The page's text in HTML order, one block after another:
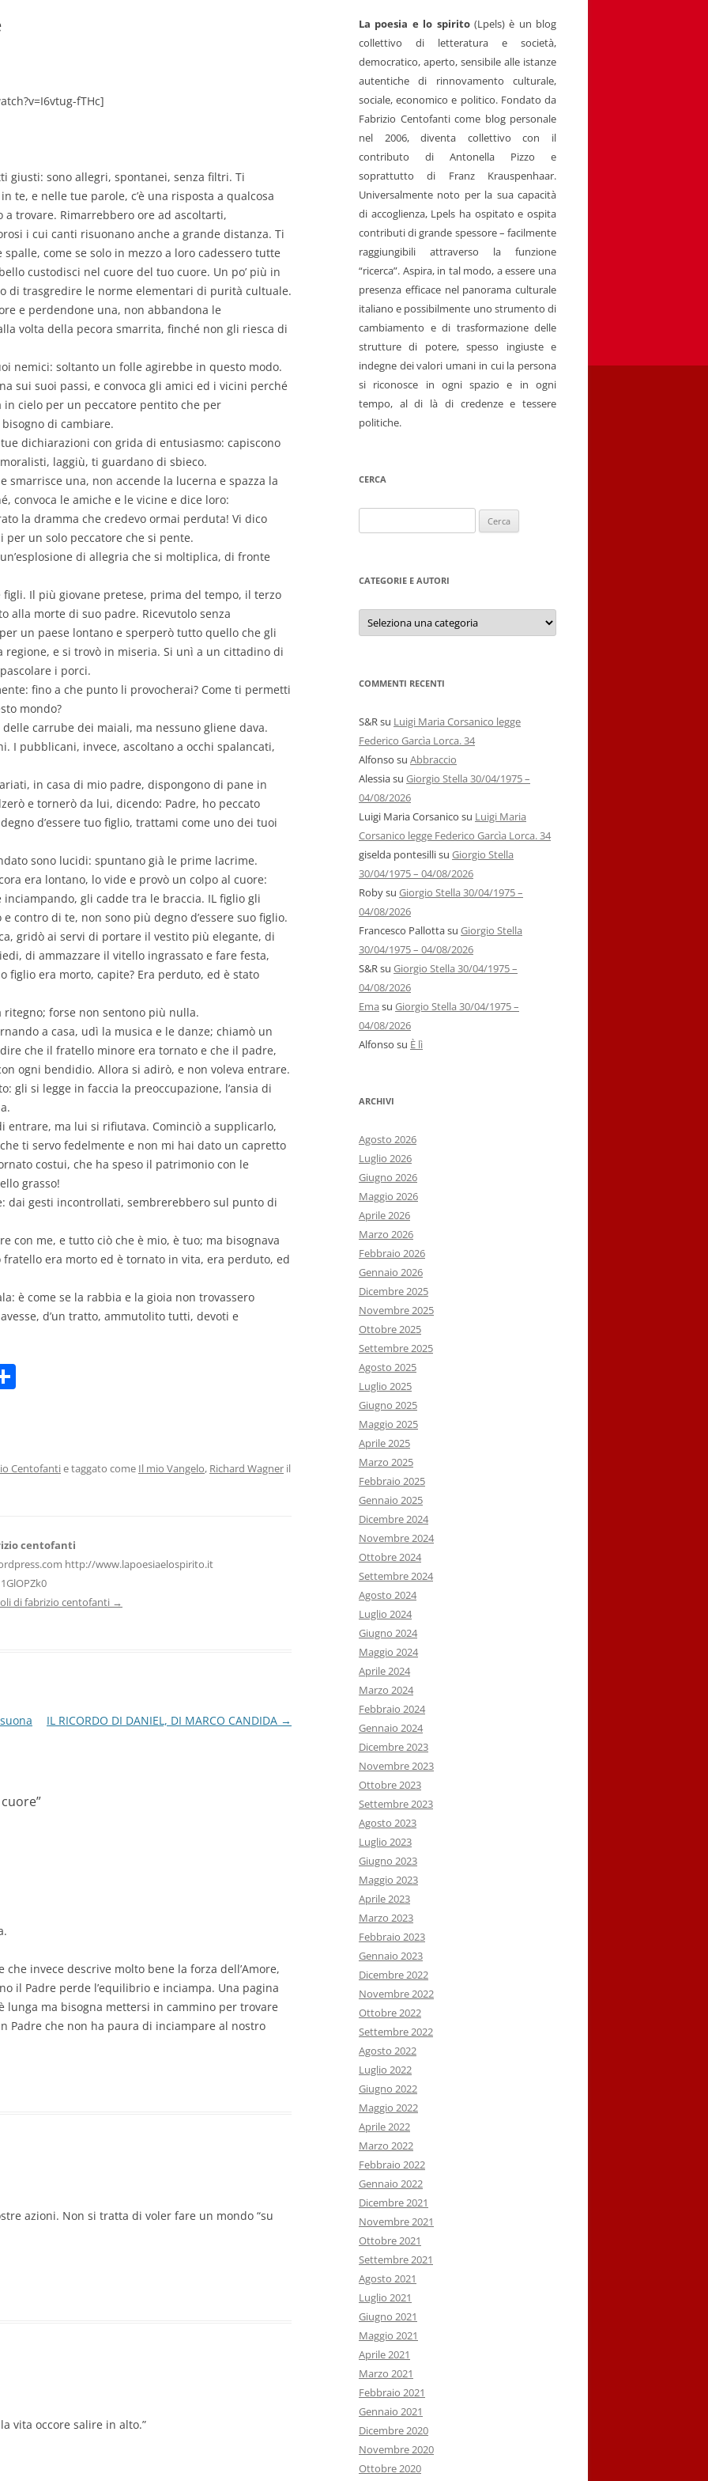
MONICA MAZZITELLI
PASQUALE VITAGLIANO
RICCARDO FERRAZZI
ROBERTO PLEVANO
STEFANIE GOLISCH
fTHc]
giusti: sono allegri, spontanei, senza filtri. Ti
te, e nelle tue parole, c’è una risposta a qualcosa
a trovare. Rimarrebbero ore ad ascoltarti,
i cui canti risuonano anche a grande distanza. Ti
come se solo in mezzo a loro cadessero tutte
custodisci nel cuore del tuo cuore. Un po’ più in
di trasgredire le norme elementari di purità cultuale.
e perdendone una, non abbandona le
volta della pecora smarrita, finché non gli riesca di
nemici: soltanto un folle agirebbe in questo modo.
sui suoi passi, e convoca gli amici ed i vicini perché
in cielo per un peccatore pentito che per
di cambiare.
dichiarazioni con grida di entusiasmo: capiscono
laggiù, ti guardano di sbieco.
smarrisce una, non accende la lucerna e spazza la
convoca le amiche e le vicine e dice loro:
la dramma che credevo ormai perduta! Vi dico
per un solo peccatore che si pente.
di allegria che si moltiplica, di fronte
figli. Il più giovane pretese, prima del tempo, il terzo
alla morte di suo padre. Ricevutolo senza
un paese lontano e sperperò tutto quello che gli
regione, e si trovò in miseria. Si unì a un cittadino di
i porci.
fino a che punto li provocherai? Come ti permetti
mondo?
carrube dei maiali, ma nessuno gliene dava.
I pubblicani, invece, ascoltano a occhi spalancati,
in casa di mio padre, dispongono di pane in
e tornerò da lui, dicendo: Padre, ho peccato
d’essere tuo figlio, trattami come uno dei tuoi
sono lucidi: spuntano già le prime lacrime.
era lontano, lo vide e provò un colpo al cuore:
inciampando, gli cadde tra le braccia. IL figlio gli
contro di te, non sono più degno d’essere suo figlio.
gridò ai servi di portare il vestito più elegante, di
di ammazzare il vitello ingrassato e fare festa,
figlio era morto, capite? Era perduto, ed è stato
forse non sentono più nulla.
a casa, udì la musica e le danze; chiamò un
che il fratello minore era tornato e che il padre,
ogni bendidio. Allora si adirò, e non voleva entrare.
gli si legge in faccia la preoccupazione, l’ansia di
entrare, ma lui si rifiutava. Cominciò a supplicarlo,
ti servo fedelmente e non mi hai dato un capretto
costui, che ha speso il patrimonio con le
grasso!
dai gesti incontrollati, sembrerebbero sul punto di
con me, e tutto ciò che è mio, è tuo; ma bisognava
era morto ed è tornato in vita, era perduto, ed
è come se la rabbia e la gioia non trovassero
d’un tratto, ammutolito tutti, devoti e
vi
Centofantie taggato come Il mio Vangelo, Richard Wagner il
centofanti
http://www.lapoesiaelospirito.it
di fabrizio centofanti →
IL RICORDO DI DANIEL, DI MARCO CANDIDA →
”
invece descrive molto bene la forza dell’Amore,
il Padre perde l’equilibrio e inciampa. Una pagina
lunga ma bisogna mettersi in cammino per trovare
Padre che non ha paura di inciampare al nostro
azioni. Non si tratta di voler fare un mondo “su
vita occore salire in alto.”
La poesia e lo spirito(Lpels) è un blog
collettivo di letteratura e società,
democratico, aperto, sensibile alle istanze
autentiche di rinnovamento culturale,
sociale, economico e politico. Fondato da
Fabrizio Centofanti come blog personale
nel 2006, diventa collettivo con il
contributo di Antonella Pizzo e
soprattutto di Franz Krauspenhaar.
Universalmente noto per la sua capacità
di accoglienza, Lpels ha ospitato e ospita
contributi di grande spessore – facilmente
raggiungibili attraverso la funzione
“ricerca”. Aspira, in tal modo, a essere una
presenza efficace nel panorama culturale
italiano e possibilmente uno strumento di
cambiamento e di trasformazione delle
strutture di potere, spesso ingiuste e
indegne dei valori umani in cui la persona
si riconosce in ogni spazio e in ogni
tempo, al di là di credenze e tessere
politiche.
CERCA
per:
CATEGORIE E AUTORI
Categorie
autori
COMMENTI RECENTI
S&Rsu Luigi Maria Corsanico legge
Federico Garcìa Lorca. 34
Alfonso su Abbraccio
Alessiasu Giorgio Stella 30/04/1975 –
04/08/2026
Luigi Maria Corsanico su Luigi Maria
Corsanico legge Federico Garcìa Lorca. 34
giselda pontesillisu Giorgio Stella
30/04/1975 – 04/08/2026
Robysu Giorgio Stella 30/04/1975 –
04/08/2026
Francesco Pallottasu Giorgio Stella
30/04/1975 – 04/08/2026
S&Rsu Giorgio Stella 30/04/1975 –
04/08/2026
Ema su Giorgio Stella 30/04/1975 –
04/08/2026
Alfonso su È lì
ARCHIVI
Agosto 2026
Luglio 2026
Giugno 2026
Maggio 2026
Aprile 2026
Marzo 2026
Febbraio 2026
Gennaio 2026
Dicembre 2025
Novembre 2025
Ottobre 2025
Settembre 2025
Agosto 2025
Luglio 2025
Giugno 2025
Maggio 2025
Aprile 2025
Marzo 2025
Febbraio 2025
Gennaio 2025
Dicembre 2024
Novembre 2024
Ottobre 2024
Settembre 2024
Agosto 2024
Luglio 2024
Giugno 2024
Maggio 2024
Aprile 2024
Marzo 2024
Febbraio 2024
Gennaio 2024
Dicembre 2023
Novembre 2023
Ottobre 2023
Settembre 2023
Agosto 2023
Luglio 2023
Giugno 2023
Maggio 2023
Aprile 2023
Marzo 2023
Febbraio 2023
Gennaio 2023
Dicembre 2022
Novembre 2022
Ottobre 2022
Settembre 2022
Agosto 2022
Luglio 2022
Giugno 2022
Maggio 2022
Aprile 2022
Marzo 2022
Febbraio 2022
Gennaio 2022
Dicembre 2021
Novembre 2021
Ottobre 2021
Settembre 2021
Agosto 2021
Luglio 2021
Giugno 2021
Maggio 2021
Aprile 2021
Marzo 2021
Febbraio 2021
Gennaio 2021
Dicembre 2020
Novembre 2020
Ottobre 2020